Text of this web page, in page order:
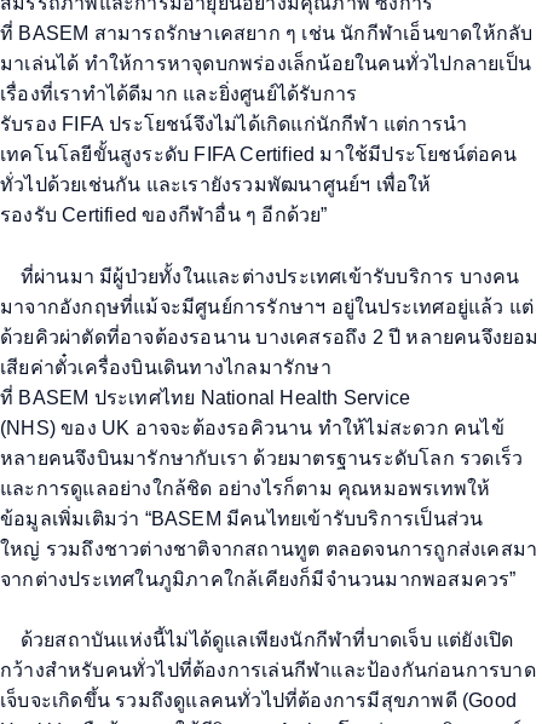
ที่ BASEM สามารถรักษาเคสยาก ๆ เช่น นักกีฬาเอ็นขาดให้กลับ
มาเล่นได้ ทำให้การหาจุดบกพร่องเล็กน้อยในคนทั่วไปกลายเป็น
เรื่องที่เราทำได้ดีมาก และยิ่งศูนย์ได้รับการ
รับรอง FIFAประโยชน์จึงไม่ได้เกิดแก่นักกีฬา แต่การนำ
เทคโนโลยีขั้นสูงระดับ FIFA Certified มาใช้มีประโยชน์ต่อคน
ทั่วไปด้วยเช่นกัน และเรายังรวมพัฒนาศูนย์ฯ เพื่อให้
รองรับCertifiedของกีฬาอื่น ๆ อีกด้วย”
ที่ผ่านมา มีผู้ป่วยทั้งในและต่างประเทศเข้ารับบริการ บางคน
มาจากอังกฤษที่แม้จะมีศูนย์การรักษาฯ อยู่ในประเทศอยู่แล้ว แต่
ด้วยคิวผ่าตัดที่อาจต้องรอนาน บางเคสรอถึง 2ปี หลายคนจึงยอม
เสียค่าตั๋วเครื่องบินเดินทางไกลมารักษา
ที่ BASEM ประเทศไทย National Health Service
(NHS)ของ UK อาจจะต้องรอคิวนาน ทำให้ไม่สะดวก คนไข้
หลายคนจึงบินมารักษากับเรา ด้วยมาตรฐานระดับโลก รวดเร็ว
และการดูแลอย่างใกล้ชิด อย่างไรก็ตาม คุณหมอพรเทพให้
ข้อมูลเพิ่มเติมว่า “BASEM มีคนไทยเข้ารับบริการเป็นส่วน
ใหญ่ รวมถึงชาวต่างชาติจากสถานทูต ตลอดจนการถูกส่งเคสมา
จากต่างประเทศในภูมิภาคใกล้เคียงก็มีจำนวนมากพอสมควร”
ด้วยสถาบันแห่งนี้ไม่ได้ดูแลเพียงนักกีฬาที่บาดเจ็บ แต่ยังเปิด
กว้างสำหรับคนทั่วไปที่ต้องการเล่นกีฬาและป้องกันก่อนการบาด
เจ็บจะเกิดขึ้น รวมถึงดูแลคนทั่วไปที่ต้องการมีสุขภาพดี (Good